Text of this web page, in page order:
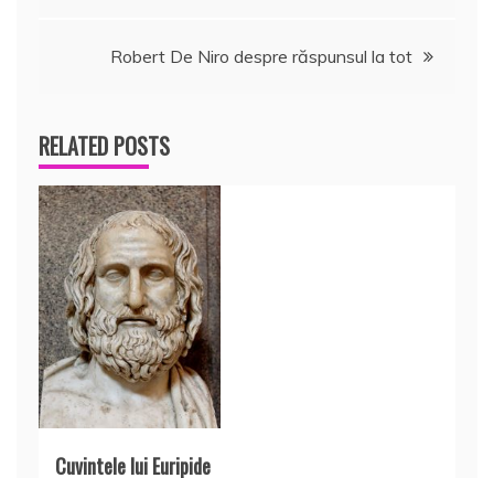
Robert De Niro despre răspunsul la tot
RELATED POSTS
Cuvintele lui Euripide